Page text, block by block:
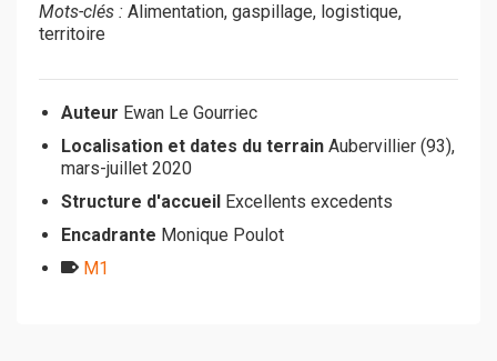
Mots-clés : Alimentation, gaspillage, logistique,
territoire
Auteur Ewan Le Gourriec
Localisation et dates du terrain Aubervillier (93),
mars-juillet 2020
Structure d'accueil Excellents excedents
Encadrante Monique Poulot
M1